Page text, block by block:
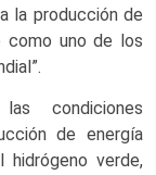
la producción de
como uno de los
condiciones
de energía
verde,